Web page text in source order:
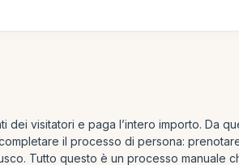
visitatori e paga l’intero importo. Da
il processo di persona:
Tutto questo è un processo manuale